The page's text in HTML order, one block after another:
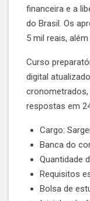
financeira e a
do Brasil. Os
5 mil reais,
Curso
digital
respostas em
Cargo:
Banca do
Quantidade
Requisitos
Bolsa de